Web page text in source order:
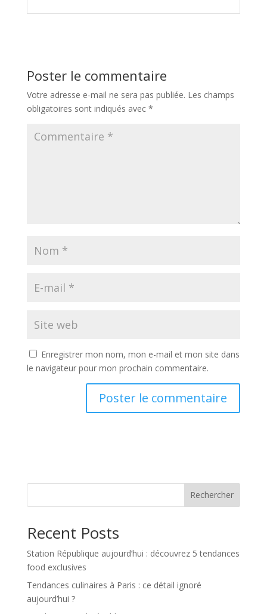
Poster le commentaire
Votre adresse e-mail ne sera pas publiée. Les champs
obligatoires sont indiqués avec *
Enregistrer mon nom, mon e-mail et mon site dans
le navigateur pour mon prochain commentaire.
Rechercher
Recent Posts
Station République aujourd’hui : découvrez 5 tendances
food exclusives
Tendances culinaires à Paris : ce détail ignoré
aujourd’hui ?